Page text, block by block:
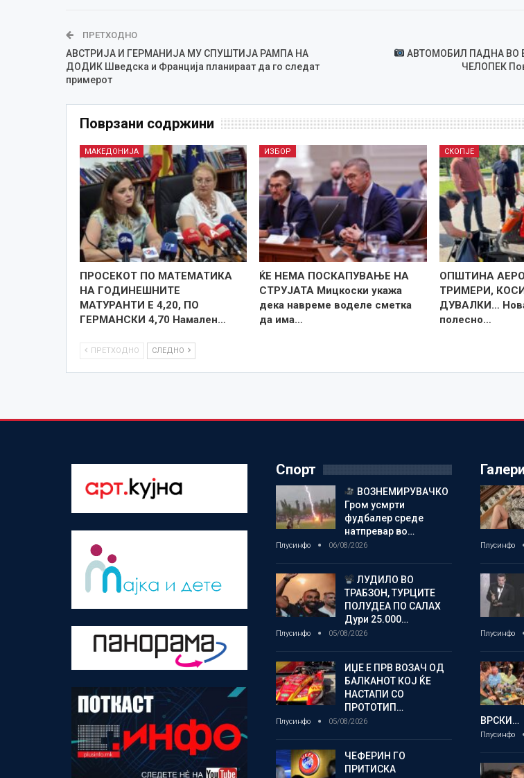
ПРЕТХОДНО
АВСТРИЈА И ГЕРМАНИЈА МУ СПУШТИЈА РАМПА НА
ДОДИК Шведска и Франција планираат да го следат
примерот
АВТОМОБИЛ ПАДНА ВО
ЧЕЛОПЕК
Поврзани содржини
МАКЕДОНИЈА
ПРОСЕКОТ ПО МАТЕМАТИКА
НА ГОДИНЕШНИТЕ
МАТУРАНТИ Е 4,20, ПО
ГЕРМАНСКИ 4,70 Намален…
ИЗБОР
ЌЕ НЕМА ПОСКАПУВАЊЕ НА
СТРУЈАТА Мицкоски укажа
дека навреме воделе сметка
да има…
СКОПЈЕ
ОПШТИНА
ТРИМЕРИ,
ДУВАЛКИ…
полесно…
ПРЕТХОДНО СЛЕДНО
Спорт
ВОЗНЕМИРУВАЧКО
Гром усмрти
фудбалер среде
натпревар во…
Плусинфо 06/08/2026
ЛУДИЛО ВО
ТРАБЗОН, ТУРЦИТЕ
ПОЛУДЕА ПО САЛАХ
Дури 25.000…
Плусинфо 05/08/2026
ИЏЕ Е ПРВ ВОЗАЧ ОД
БАЛКАНОТ КОЈ ЌЕ
НАСТАПИ СО
ПРОТОТИП…
Плусинфо 05/08/2026
ЧЕФЕРИН ГО
ПРИТИСКА
Плусинфо
Плусинфо
ВРСКИ…
Плусинфо